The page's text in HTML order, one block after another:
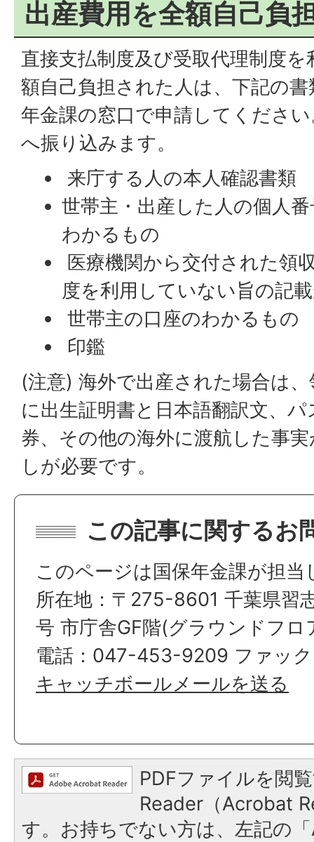
出産費用を全額自己負
直接支払制度及び受取代理制度
額自己負担された人は、下記の
年金課の窓口で申請してくださ
へ振り込みます。
来庁する人の本人確認書類
世帯主・出産した人の個人
わかるもの
医療機関から交付された領
度を利用していない旨の記
世帯主の口座のわかるもの
印鑑
(注意) 海外で出産された場合は
に出生証明書と日本語翻訳文、
券、その他の海外に渡航した事
しが必要です。
この記事に関するお
このページは国保年金課が担当
所在地：〒275-8601 千葉県習
号 市庁舎GF階(グラウンドフロ
電話：047-453-9209 ファッ
キャッチボールメールを送る
PDFファイルを閲
Reader（Acrobat
す。お持ちでない方は、左記の